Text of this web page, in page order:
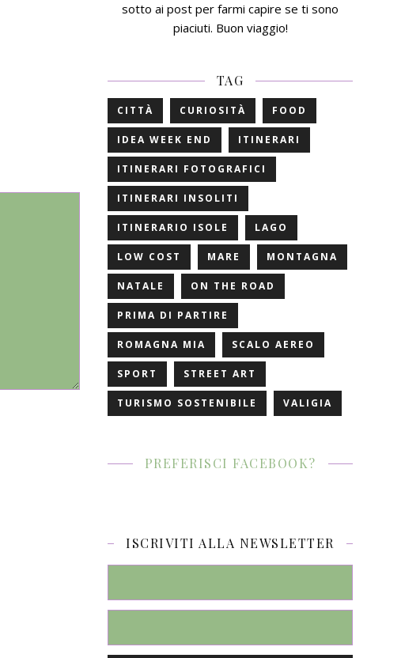
sotto ai post per farmi capire se ti sono
piaciuti. Buon viaggio!
TAG
CITTÀ CURIOSITÀ FOOD
IDEA WEEK END ITINERARI
ITINERARI FOTOGRAFICI
ITINERARI INSOLITI
ITINERARIO ISOLE LAGO
LOW COST MARE MONTAGNA
NATALE ON THE ROAD
PRIMA DI PARTIRE
ROMAGNA MIA SCALO AEREO
SPORT STREET ART
TURISMO SOSTENIBILE VALIGIA
PREFERISCI FACEBOOK?
ISCRIVITI ALLA NEWSLETTER